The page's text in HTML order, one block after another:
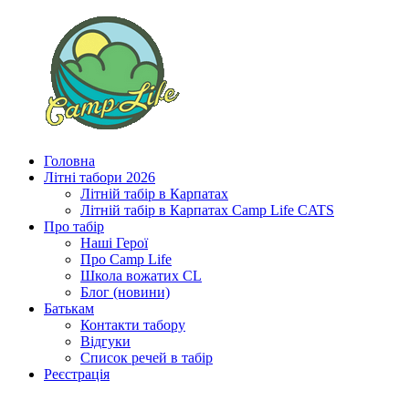
Головна
Літні табори 2026
Літній табір в Карпатах
Літній табір в Карпатах Сamp Life CATS
Про табір
Наші Герої
Про Camp Life
Школа вожатих CL
Блог (новини)
Батькам
Контакти табору
Відгуки
Список речей в табір
Реєстрація